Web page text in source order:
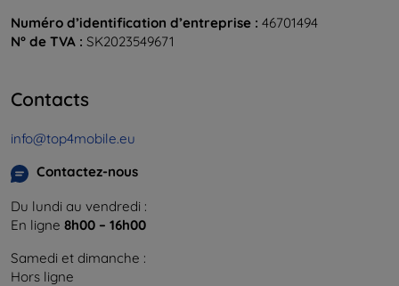
Numéro d’identification d’entreprise : 46701494
N° de TVA : SK2023549671
Contacts
info@top4mobile.eu
Contactez-nous
Du lundi au vendredi :
En ligne 8h00 – 16h00
Samedi et dimanche :
Hors ligne